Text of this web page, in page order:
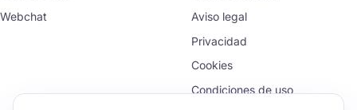
Webchat
Aviso legal
Privacidad
Cookies
Condiciones de uso